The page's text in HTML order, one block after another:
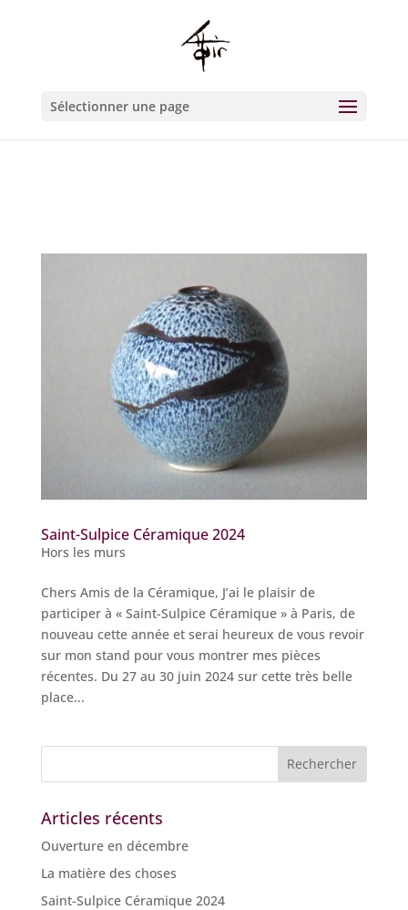
: Constant WP_CRON_LOCK_TIMEOUT already defined in
on line93
Sélectionner une page
Saint-Sulpice Céramique 2024
Hors les murs
Chers Amis de la Céramique, J’ai le plaisir de
participer à « Saint-Sulpice Céramique » à Paris, de
nouveau cette année et serai heureux de vous revoir
sur mon stand pour vous montrer mes pièces
récentes. Du 27 au 30 juin 2024 sur cette très belle
place...
Articles récents
Ouverture en décembre
La matière des choses
Saint-Sulpice Céramique 2024